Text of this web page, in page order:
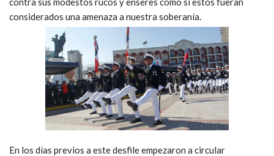
considerados una amenaza a nuestra soberanía.
En los días previos a este desfile empezaron a circular